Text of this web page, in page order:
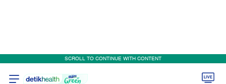
SCROLL TO CONTINUE WITH CONTENT